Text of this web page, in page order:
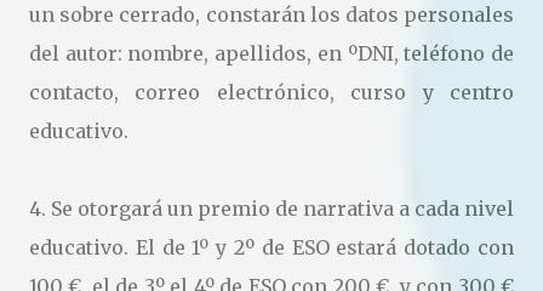
un sobre cerrado, constarán los datos personales
del autor: nombre, apellidos, en ºDNI, teléfono de
contacto, correo electrónico, curso y centro
educativo.
4. Se otorgará un premio de narrativa a cada nivel
educativo. El de 1º y 2º de ESO estará dotado con
100 €, el de 3º el 4º de ESO con 200 €, y con 300 €